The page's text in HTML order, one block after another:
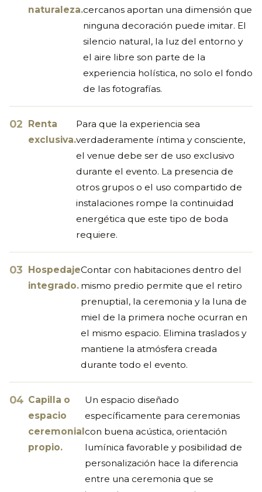
naturaleza.cercanos aportan una dimensión que
ninguna decoración puede imitar. El
silencio natural, la luz del entorno y
el aire libre son parte de la
experiencia holística, no solo el fondo
de las fotografías.
Renta
exclusiva.
Para que la experiencia sea
verdaderamente íntima y consciente,
el venue debe ser de uso exclusivo
durante el evento. La presencia de
otros grupos o el uso compartido de
instalaciones rompe la continuidad
energética que este tipo de boda
requiere.
Hospedaje
integrado.
Contar con habitaciones dentro del
mismo predio permite que el retiro
prenuptial, la ceremonia y la luna de
miel de la primera noche ocurran en
el mismo espacio. Elimina traslados y
mantiene la atmósfera creada
durante todo el evento.
Capilla o
espacio
ceremonial
propio.
Un espacio diseñado
específicamente para ceremonias
con buena acústica, orientación
lumínica favorable y posibilidad de
personalización hace la diferencia
entre una ceremonia que se